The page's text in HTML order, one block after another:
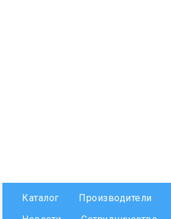
Каталог Производители